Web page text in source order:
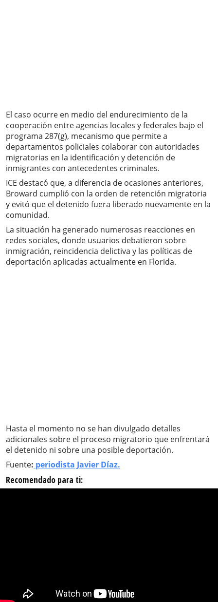
El caso ocurre en medio del endurecimiento de la
cooperación entre agencias locales y federales bajo el
programa 287(g), mecanismo que permite a
departamentos policiales colaborar con autoridades
migratorias en la identificación y detención de
inmigrantes con antecedentes criminales.
ICE destacó que, a diferencia de ocasiones anteriores,
Broward cumplió con la orden de retención migratoria
y evitó que el detenido fuera liberado nuevamente en la
comunidad.
La situación ha generado numerosas reacciones en
redes sociales, donde usuarios debatieron sobre
inmigración, reincidencia delictiva y las políticas de
deportación aplicadas actualmente en Florida.
Hasta el momento no se han divulgado detalles
adicionales sobre el proceso migratorio que enfrentará
el detenido ni sobre una posible deportación.
Fuente: periodista Javier Díaz.
Recomendado para ti: